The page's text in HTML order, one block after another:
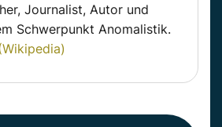
Journalist, Autor und
Schwerpunkt Anomalistik.